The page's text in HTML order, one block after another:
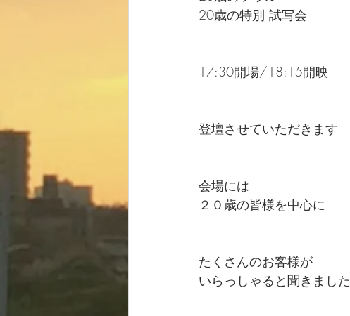
20歳の特別 試写会
17:30開場/18:15開映
登壇させていただきます
会場には
２０歳の皆様を中心に
たくさんのお客様が
いらっしゃると聞きました